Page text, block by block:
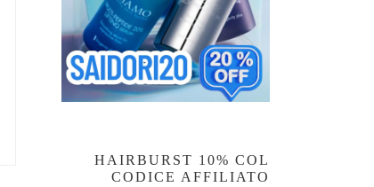
HAIRBURST 10% COL
CODICE AFFILIATO